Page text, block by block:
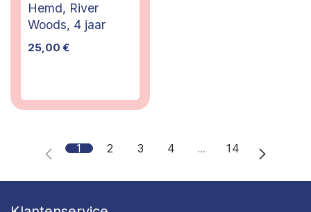
Hemd, River
Woods, 4 jaar
25,00 €
1 2 3 4 … 14